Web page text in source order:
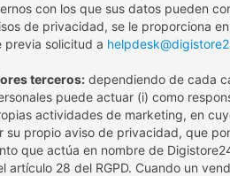
con los que sus datos pueden
de privacidad, se le proporciona
previa solicitud a
terceros:dependiendo de cada
puede actuar (i) como
actividades de marketing, en
su propio aviso de privacidad, que
que actúa en nombre de
artículo 28 del RGPD. Cuando un